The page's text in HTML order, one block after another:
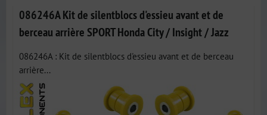
086246A Kit de silentblocs d'essieu avant et de
berceau arrière SPORT Honda City / Insight / Jazz
086246A : Kit de silentblocs d'essieu avant et de berceau
arrière...